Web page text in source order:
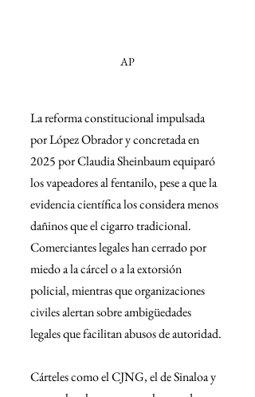
AP
La reforma constitucional impulsada
por López Obrador y concretada en
2025 por Claudia Sheinbaum equiparó
los vapeadores al fentanilo, pese a que la
evidencia científica los considera menos
dañinos que el cigarro tradicional.
Comerciantes legales han cerrado por
miedo a la cárcel o a la extorsión
policial, mientras que organizaciones
civiles alertan sobre ambigüedades
legales que facilitan abusos de autoridad.
Cárteles como el CJNG, el de Sinaloa y